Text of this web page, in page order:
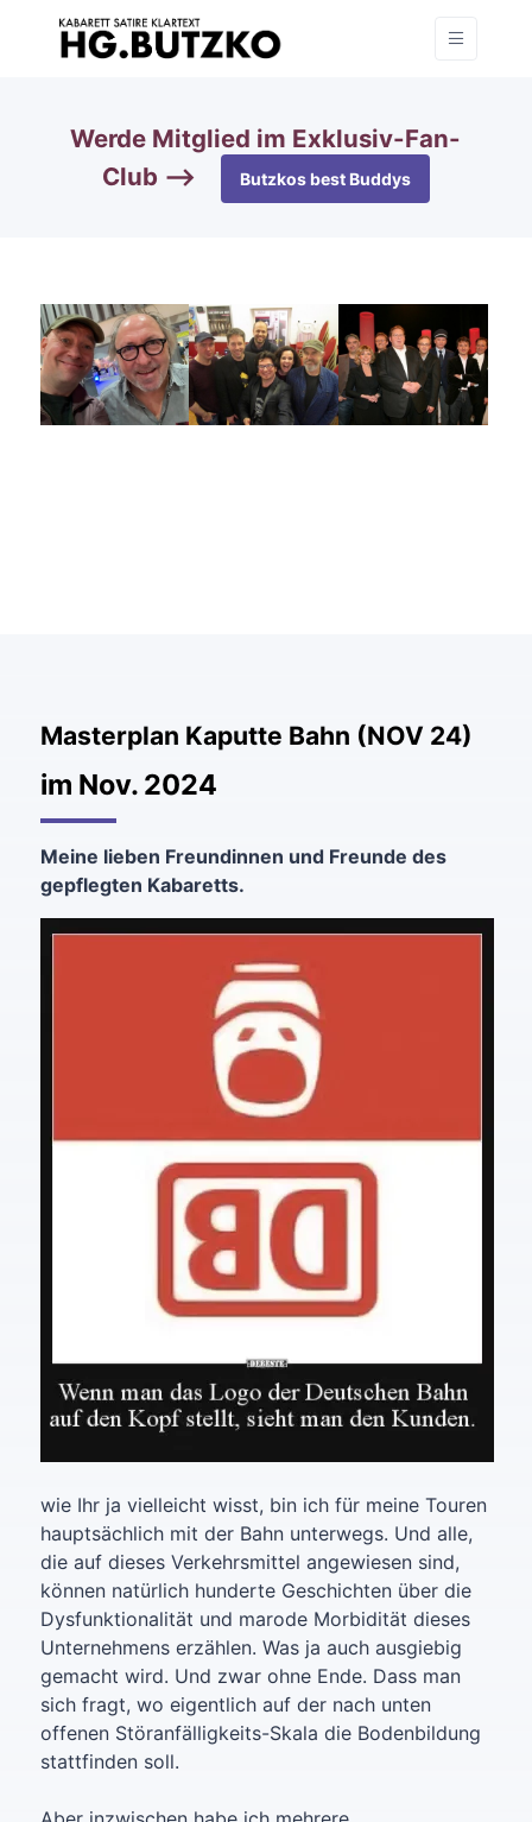
Werde Mitglied im Exklusiv-Fan-
Club —>
Butzkos best Buddys
Masterplan Kaputte Bahn (NOV 24)
im Nov. 2024
Meine lieben Freundinnen und Freunde des
gepflegten Kabaretts.
wie Ihr ja vielleicht wisst, bin ich für meine Touren
hauptsächlich mit der Bahn unterwegs. Und alle,
die auf dieses Verkehrsmittel angewiesen sind,
können natürlich hunderte Geschichten über die
Dysfunktionalität und marode Morbidität dieses
Unternehmens erzählen. Was ja auch ausgiebig
gemacht wird. Und zwar ohne Ende. Dass man
sich fragt, wo eigentlich auf der nach unten
offenen Störanfälligkeits-Skala die Bodenbildung
stattfinden soll.